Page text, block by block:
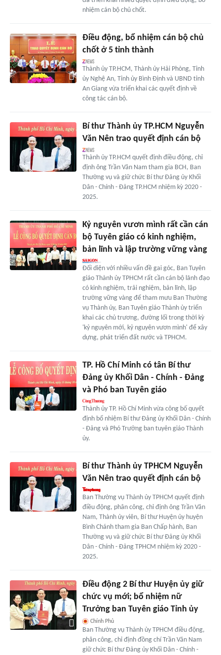
nhiệm cán bộ chủ chốt.
Điều động, bổ nhiệm cán bộ chủ
chốt ở 5 tỉnh thành
Thành ủy TP.HCM, Thành ủy Hải Phòng, Tỉnh
ủy Nghệ An, Tỉnh ủy Bình Định và UBND tỉnh
An Giang vừa triển khai các quyết định về
công tác cán bộ.
Bí thư Thành ủy TP.HCM Nguyễn
Văn Nên trao quyết định cán bộ
Thành ủy TP.HCM quyết định điều động, chỉ
định ông Trần Văn Nam tham gia BCH, Ban
Thường vụ và giữ chức Bí thư Đảng ủy Khối
Dân - Chính - Đảng TP.HCM nhiệm kỳ 2020 -
2025.
Kỷ nguyên vươn mình rất cần cán
bộ Tuyên giáo có kinh nghiệm,
bản lĩnh và lập trường vững vàng
Đối diện với nhiều vấn đề gai góc, Ban Tuyên
giáo Thành ủy TPHCM rất cần cán bộ lãnh đạo
có kinh nghiệm, trải nghiệm, bản lĩnh, lập
trường vững vàng để tham mưu Ban Thường
vụ Thành ủy, Ban Tuyên giáo Thành ủy triển
khai các chủ trương, đường lối trong thời kỳ
'kỷ nguyên mới, kỷ nguyên vươn mình' để xây
dựng, phát triển đất nước và TPHCM.
TP. Hồ Chí Minh có tân Bí thư
Đảng ủy Khối Dân - Chính - Đảng
và Phó ban Tuyên giáo
Thành ủy TP. Hồ Chí Minh vừa công bố quyết
định bổ nhiệm Bí thư Đảng ủy Khối Dân - Chính
- Đảng và Phó Trưởng ban tuyên giáo Thành
ủy.
Bí thư Thành ủy TPHCM Nguyễn
Văn Nên trao quyết định cán bộ
Ban Thường vụ Thành ủy TPHCM quyết định
điều động, phân công, chỉ định ông Trần Văn
Nam, Thành ủy viên, Bí thư Huyện ủy huyện
Bình Chánh tham gia Ban Chấp hành, Ban
Thường vụ và giữ chức Bí thư Đảng ủy Khối
Dân - Chính - Đảng TPHCM nhiệm kỳ 2020 -
2025.
Điều động 2 Bí thư Huyện ủy giữ
chức vụ mới; bổ nhiệm nữ
Trưởng ban Tuyên giáo Tỉnh ủy
Chính Phủ
Ban Thường vụ Thành ủy TPHCM điều động,
phân công, chỉ định đồng chí Trần Văn Nam
giữ chức Bí thư Đảng ủy Khối Dân - Chính -